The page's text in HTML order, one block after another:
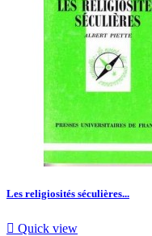
Les religiosités séculières...
 Quick view